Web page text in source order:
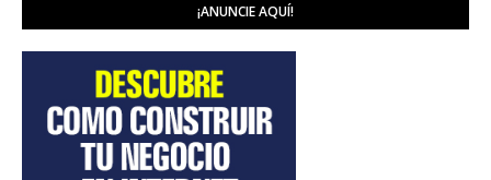
¡ANUNCIE AQUÍ!